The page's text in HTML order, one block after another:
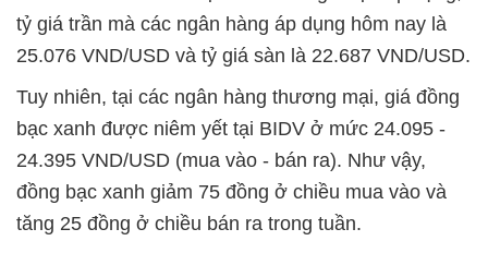
tỷ giá trần mà các ngân hàng áp dụng hôm nay là
25.076 VND/USD và tỷ giá sàn là 22.687 VND/USD.
Tuy nhiên, tại các ngân hàng thương mại, giá đồng
bạc xanh được niêm yết tại BIDV ở mức 24.095 -
24.395 VND/USD (mua vào - bán ra). Như vậy,
đồng bạc xanh giảm 75 đồng ở chiều mua vào và
tăng 25 đồng ở chiều bán ra trong tuần.